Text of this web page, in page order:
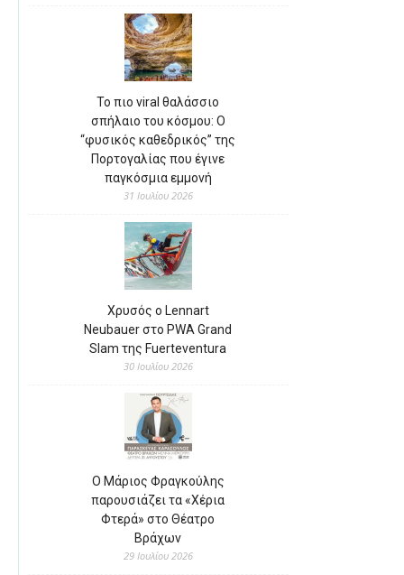
Το πιο viral θαλάσσιο
σπήλαιο του κόσμου: Ο
“φυσικός καθεδρικός” της
Πορτογαλίας που έγινε
παγκόσμια εμμονή
31 Ιουλίου 2026
Χρυσός ο Lennart
Neubauer στο PWA Grand
Slam της Fuerteventura
30 Ιουλίου 2026
Ο Μάριος Φραγκούλης
παρουσιάζει τα «Χέρια
Φτερά» στο Θέατρο
Βράχων
29 Ιουλίου 2026